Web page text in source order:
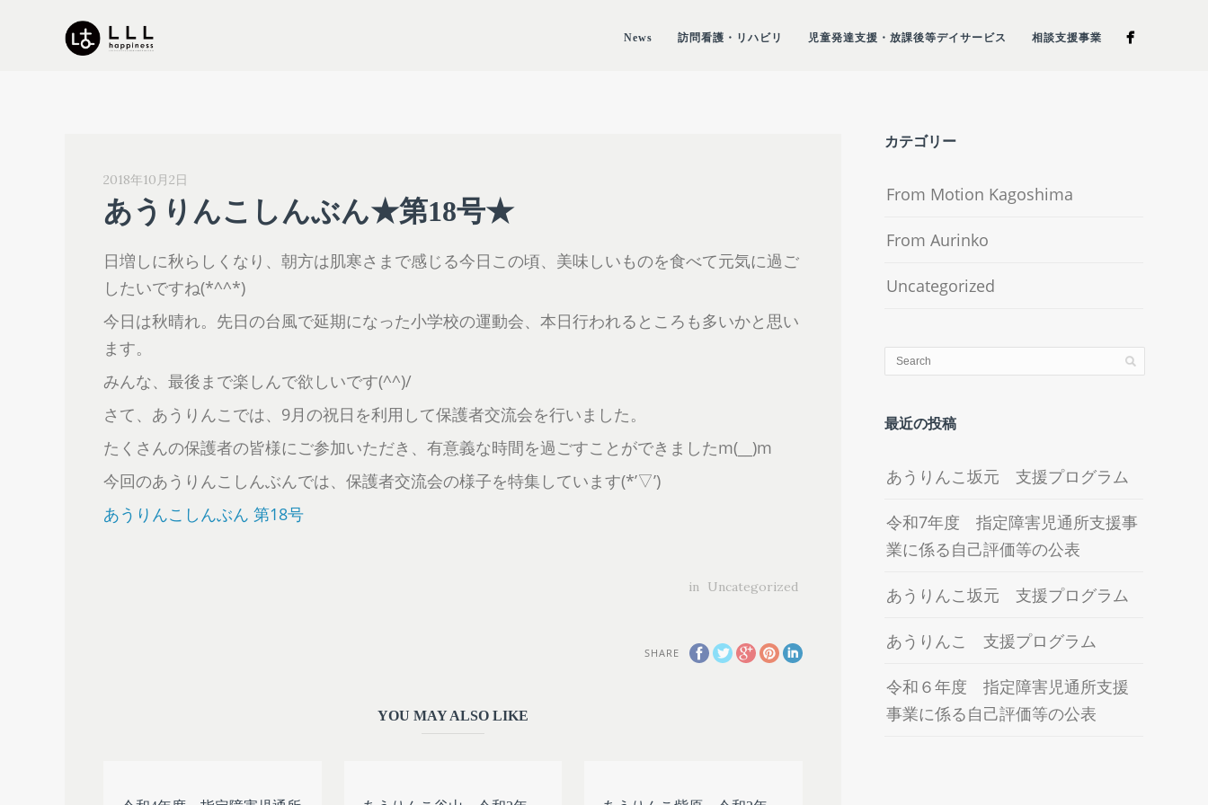
News 訪問看護・リハビリ 児童発達支援・放課後等デイサービス 相談支援事業
2018年10月2日
あうりんこしんぶん★第18号★
日増しに秋らしくなり、朝方は肌寒さまで感じる今日この頃、美味しいものを食べて元気に過ご
したいですね(*^^*)
今日は秋晴れ。先日の台風で延期になった小学校の運動会、本日行われるところも多いかと思い
ます。
みんな、最後まで楽しんで欲しいです(^^)/
さて、あうりんこでは、9月の祝日を利用して保護者交流会を行いました。
たくさんの保護者の皆様にご参加いただき、有意義な時間を過ごすことができましたm(__)m
今回のあうりんこしんぶんでは、保護者交流会の様子を特集しています(*’▽’)
あうりんこしんぶん 第18号
in Uncategorized
SHARE
YOU MAY ALSO LIKE
カテゴリー
From Motion Kagoshima
From Aurinko
Uncategorized
最近の投稿
あうりんこ坂元 支援プログラム
令和7年度 指定障害児通所支援事
業に係る自己評価等の公表
あうりんこ坂元 支援プログラム
あうりんこ 支援プログラム
令和６年度 指定障害児通所支援
事業に係る自己評価等の公表